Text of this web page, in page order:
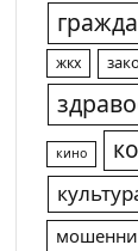
жкх
кино